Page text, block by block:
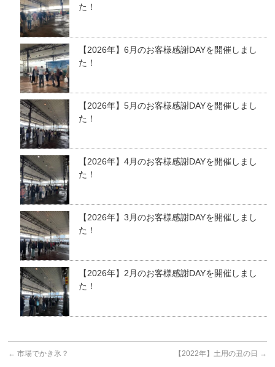
た！
【2026年】6月のお客様感謝DAYを開催しまし
た！
【2026年】5月のお客様感謝DAYを開催しまし
た！
【2026年】4月のお客様感謝DAYを開催しまし
た！
【2026年】3月のお客様感謝DAYを開催しまし
た！
【2026年】2月のお客様感謝DAYを開催しまし
た！
← 市場でかき氷？ 【2022年】土用の丑の日 →